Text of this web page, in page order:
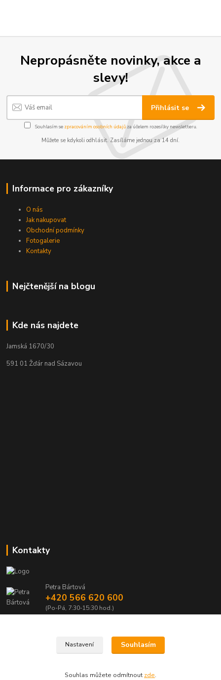
Nepropásněte novinky, akce a
slevy!
Přihlásit se
Souhlasím se zpracováním osobních údajůza účelem rozesílky newsletteru.
Můžete se kdykoli odhlásit. Zasíláme jednou za 14 dní.
Informace pro zákazníky
O nás
Jak nakupovat
Obchodní podmínky
Fotogalerie
Kontakty
Nejčtenější na blogu
Kde nás najdete
Jamská 1670/30
591 01 Žďár nad Sázavou
Kontakty
Petra Bártová
+420 566 620 600
(Po-Pá, 7:30-15:30 hod.)
Nastavení Souhlasím
Souhlas můžete odmítnout zde.